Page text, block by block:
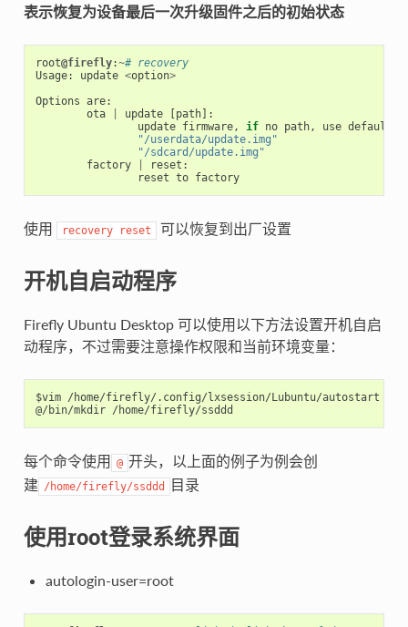
表示恢复为设备最后一次升级固件之后的初始状态
root@firefly:~# recovery
Usage: update <option>
Options are:
ota
update path]:
update firmware, if no path, use default
"/userdata/update.img"
"/sdcard/update.img"
factory
reset :
reset to factory
使用 recovery reset 可以恢复到出厂设置
开机自启动程序
Firefly Ubuntu Desktop 可以使用以下方法设置开机自启
动程序，不过需要注意操作权限和当前环境变量：
$vim /home/firefly/.config/lxsession/Lubuntu/autostart
每个命令使用 @ 开头，以上面的例子为例会创
建 /home/firefly/ssddd 目录
使用root登录系统界面
autologin-user=root